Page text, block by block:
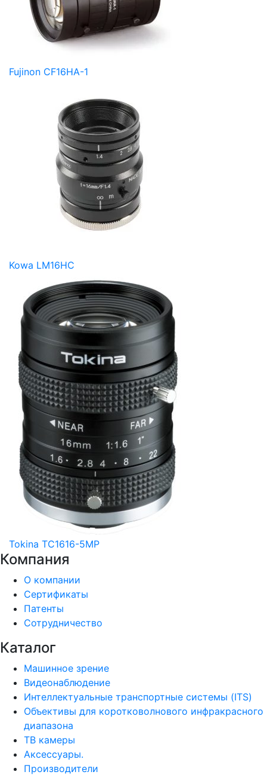
Fujinon CF16HA-1
Kowa LM16HC
Tokina TC1616-5MP
Компания
О компании
Сертификаты
Патенты
Сотрудничество
Каталог
Машинное зрение
Видеонаблюдение
Интеллектуальные транспортные системы (ITS)
Объективы для коротковолнового инфракрасного
диапазона
ТВ камеры
Аксессуары.
Производители